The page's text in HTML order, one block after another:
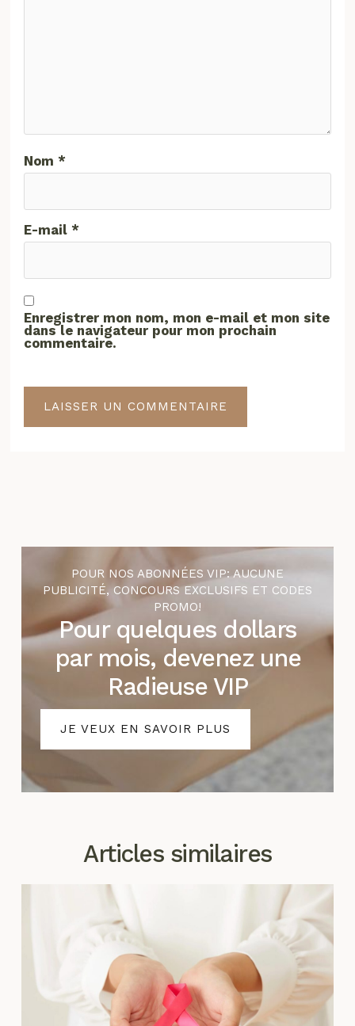
Nom*
E-mail*
Enregistrer mon nom, mon e-mail et mon site
dans le navigateur pour mon prochain
commentaire.
POUR NOS ABONNÉES VIP: AUCUNE
PUBLICITÉ, CONCOURS EXCLUSIFS ET CODES
PROMO!
Pour quelques dollars
par mois, devenez une
Radieuse VIP
JE VEUX EN SAVOIR PLUS
Articles similaires